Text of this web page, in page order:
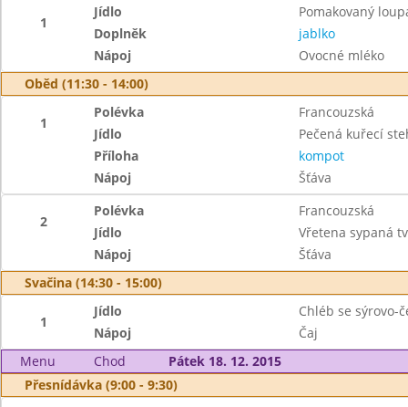
1
Jídlo
Pomakovaný
Doplněk
jablko
Nápoj
Ovocné mléko
Oběd (11:30 - 14:00)
1
Polévka
Francouzská
Jídlo
Pečená kuřecí
Příloha
kompot
Nápoj
Šťáva
2
Polévka
Francouzská
Jídlo
Vřetena sypaná
Nápoj
Šťáva
Svačina (14:30 - 15:00)
1
Jídlo
Chléb se sýrovo-
Nápoj
Čaj
Menu
Chod
Pátek 18. 12. 2015
Přesnídávka (9:00 - 9:30)